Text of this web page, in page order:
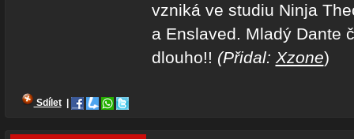
vzniká ve studiu Ninja
a Enslaved. Mladý Dante
dlouho!! (Přidal: Xzone)
Sdílet